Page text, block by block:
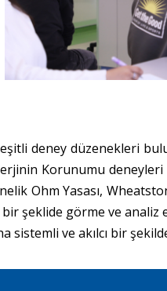
deney düzenekleri
Korunumu
Ohm Yasası,
şeklide görme ve analiz
sistemli ve akılcı bir